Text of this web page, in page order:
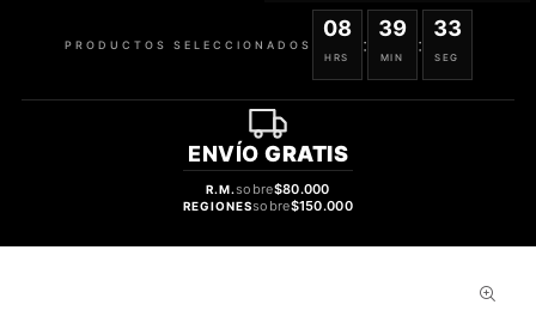
PRODUCTOS SELECCIONADOS
08
HRS
:
39
MIN
:
33
SEG
ENVÍO GRATIS
R.M.sobre$80.000
REGIONESsobre$150.000